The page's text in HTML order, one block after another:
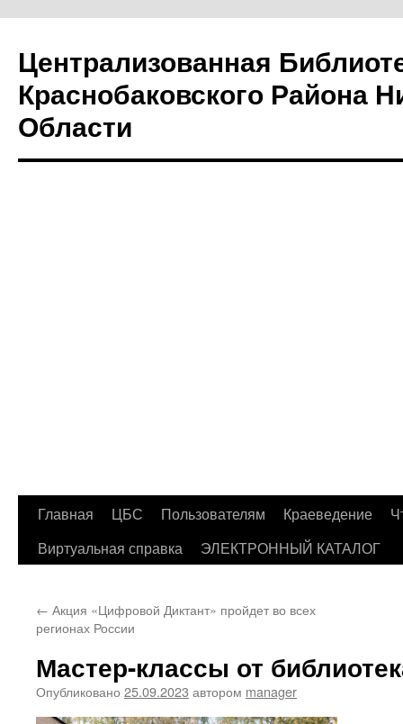
Централизованная
Краснобаковского Района
Области
Перейти
Главная ЦБС Пользователям Краеведение
Виртуальная справка
ЭЛЕКТРОННЫЙ КАТАЛОГ
← Акция «Цифровой Диктант» пройдет во всех
регионах России
Мастер-классы от
Опубликовано 25.09.2023 автором manager